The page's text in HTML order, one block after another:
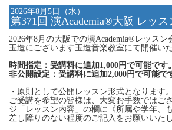
2026年8月5日（水）
第371回 演Academia®大阪 レッス
2026年8月の大阪での演Academia®レッスン
玉造にございます玉造音楽教室にて開催い
時間指定：受講料に追加1,000円で可能です。
非公開設定：受講料に追加2,000円で可能で
・原則として公開レッスン形式となります。
ご受講を希望の皆様は、大変お手数ではご
ジ「レッスン内容」の欄に《所属や学年、
差し障りのない程度のご記入をお願いいたし